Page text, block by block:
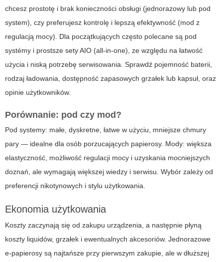
chcesz prostotę i brak konieczności obsługi (jednorazowy lub pod
system), czy preferujesz kontrolę i lepszą efektywność (mod z
regulacją mocy). Dla początkujących często polecane są pod
systémy i prostsze sety AIO (all-in-one), ze względu na łatwość
użycia i niską potrzebę serwisowania. Sprawdź pojemność baterii,
rodzaj ładowania, dostępność zapasowych grzałek lub kapsuł, oraz
opinie użytkowników.
Porównanie: pod czy mod?
Pod systemy: małe, dyskretne, łatwe w użyciu, mniejsze chmury
pary — idealne dla osób porzucających papierosy. Mody: większa
elastyczność, możliwość regulacji mocy i uzyskania mocniejszych
doznań, ale wymagają większej wiedzy i serwisu. Wybór zależy od
preferencji nikotynowych i stylu użytkowania.
Ekonomia użytkowania
Koszty zaczynają się od zakupu urządzenia, a następnie płyną
koszty liquidów, grzałek i ewentualnych akcesoriów. Jednorazowe
e-papierosy są najtańsze przy pierwszym zakupie, ale w dłuższej